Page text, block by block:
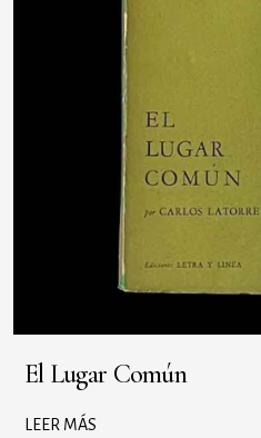
El Lugar Común
LEER MÁS